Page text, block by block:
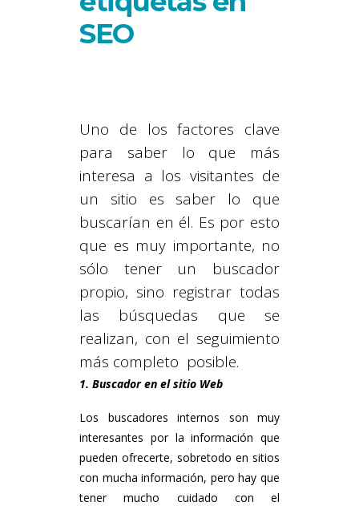
SEO
Uno de los factores clave
para saber lo que más
interesa a los visitantes de
un sitio es saber lo que
buscarían en él. Es por esto
que es muy importante, no
sólo tener un buscador
propio, sino registrar todas
las búsquedas que se
realizan, con el seguimiento
más completo posible.
1. Buscador en el sitio Web
Los buscadores internos son muy
interesantes por la información que
pueden ofrecerte, sobretodo en sitios
con mucha información, pero hay que
tener mucho cuidado con el